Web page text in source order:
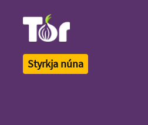
Styrkja núna